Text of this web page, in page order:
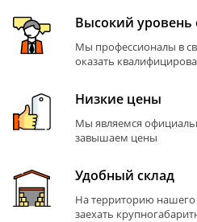
Высокий уровень
Мы профессионалы в
оказать
Низкие цены
Мы являемся
завышаем цены
Удобный склад
На территорию нашего
заехать